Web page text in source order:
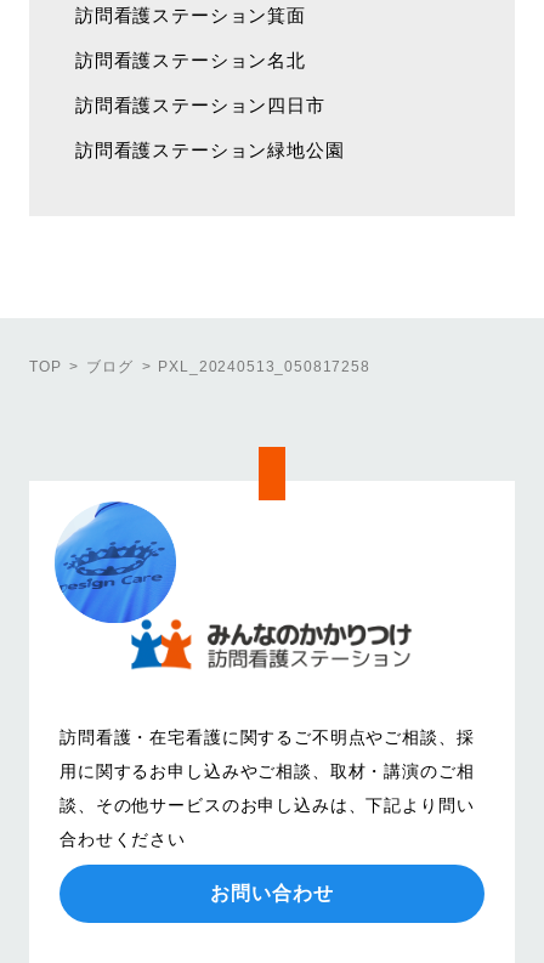
訪問看護ステーション箕面
訪問看護ステーション名北
訪問看護ステーション四日市
訪問看護ステーション緑地公園
TOP ブログ PXL_20240513_050817258
訪問看護・在宅看護に関するご不明点やご相談、 採
用に関するお申し込みやご相談、取材・講演のご相
談、その他サービスのお申し込みは、下記より問い
合わせください
お問い合わせ